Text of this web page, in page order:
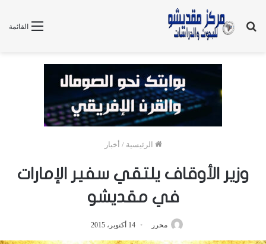
القائمة
بحث
الرئيسية / أخبار
وزير الأوقاف يلتقي سفير الإمارات
في مقديشو
محرر 14 أكتوبر، 2015